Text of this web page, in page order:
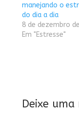
manejando o
do dia a dia
8 de dezembro
Em "Estresse"
Deixe uma